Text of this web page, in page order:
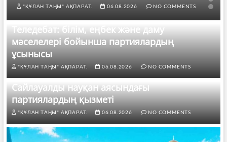
"ҚҰЛАН ТАҢЫ" АҚПАРАТ. 06.08.2026 NO COMMENTS
Теледебат: білім, еңбек және даму
мәселелері бойынша партиялардың
ұсынысы
"ҚҰЛАН ТАҢЫ" АҚПАРАТ. 06.08.2026 NO COMMENTS
Сайлауалды науқан аясындағы
партиялардың қызметі
"ҚҰЛАН ТАҢЫ" АҚПАРАТ. 06.08.2026 NO COMMENTS